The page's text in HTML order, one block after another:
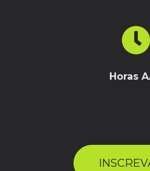
Horas